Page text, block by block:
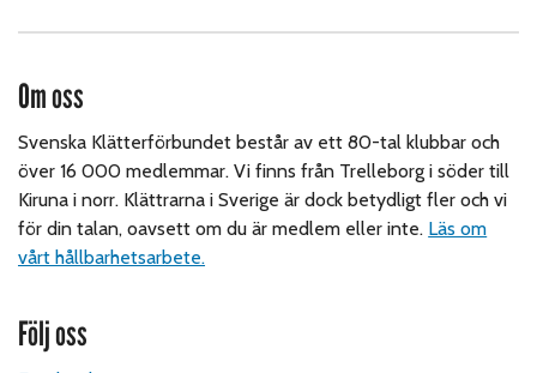
Om oss
Svenska Klätterförbundet består av ett 80-tal klubbar och
över 16 000 medlemmar. Vi finns från Trelleborg i söder till
Kiruna i norr. Klättrarna i Sverige är dock betydligt fler och vi
för din talan, oavsett om du är medlem eller inte. Läs om
vårt hållbarhetsarbete.
Följ oss